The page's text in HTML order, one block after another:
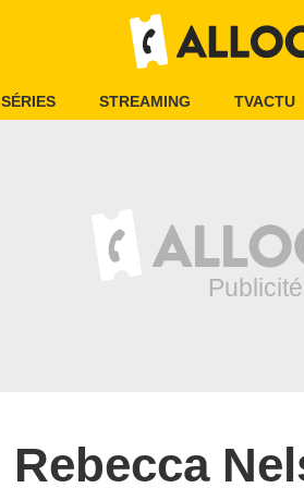
SÉRIES STREAMING TVACTU
Rebecca